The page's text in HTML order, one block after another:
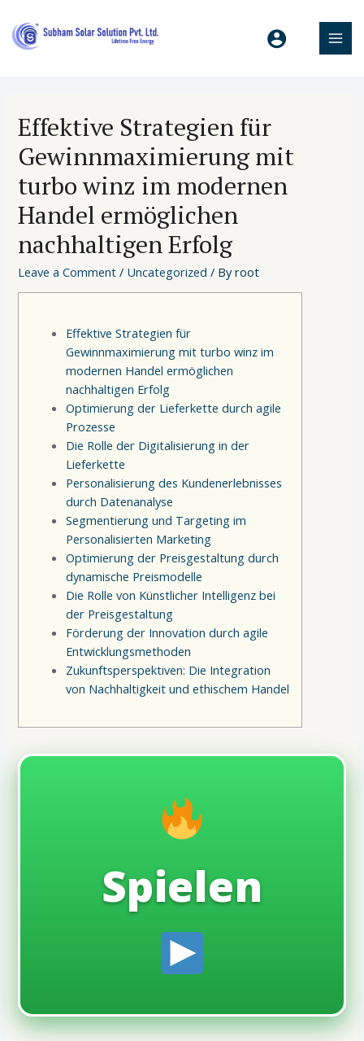
Effektive Strategien für
Gewinnmaximierung mit
turbo winz im modernen
Handel ermöglichen
nachhaltigen Erfolg
Leave a Comment / Uncategorized / Byroot
Effektive Strategien für
Gewinnmaximierung mit turbo winz im
modernen Handel ermöglichen
nachhaltigen Erfolg
Optimierung der Lieferkette durch agile
Prozesse
Die Rolle der Digitalisierung in der
Lieferkette
Personalisierung des Kundenerlebnisses
durch Datenanalyse
Segmentierung und Targeting im
Personalisierten Marketing
Optimierung der Preisgestaltung durch
dynamische Preismodelle
Die Rolle von Künstlicher Intelligenz bei
der Preisgestaltung
Förderung der Innovation durch agile
Entwicklungsmethoden
Zukunftsperspektiven: Die Integration
von Nachhaltigkeit und ethischem Handel
Spielen